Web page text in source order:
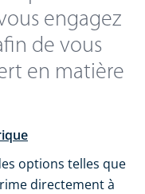
engagez
de vous
en matière
options telles que
directement à